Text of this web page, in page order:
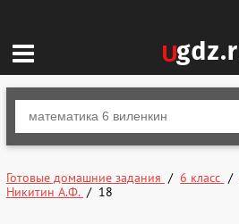
Готовые домашние задания 6 класс
Никитин А.Ф.
18